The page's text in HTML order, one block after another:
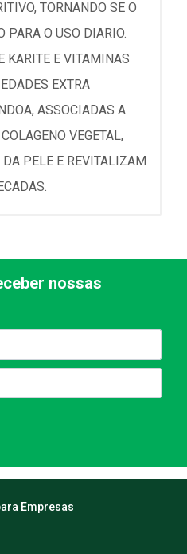
TORNANDO SE O
PARA O USO DIARIO.
KARITE E VITAMINAS
EXTRA
ASSOCIADAS A
VEGETAL,
PELE E REVITALIZAM
nossas
Empresas